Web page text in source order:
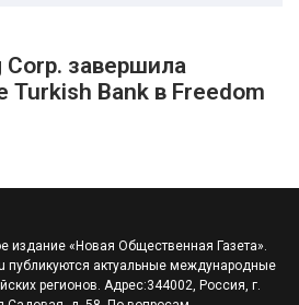
завершила
Turkish Bank в Freedom
издание «Новая Общественная Газета».
публикуются актуальные международные
регионов. Адрес:344002, Россия, г.